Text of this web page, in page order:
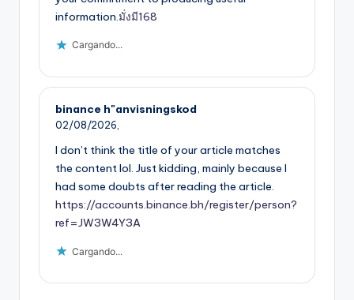
information.มั่งมี168
Cargando...
binance h"anvisningskod
02/08/2026,
I don’t think the title of your article matches
the content lol. Just kidding, mainly because I
had some doubts after reading the article.
https://accounts.binance.bh/register/person?
ref=JW3W4Y3A
Cargando...